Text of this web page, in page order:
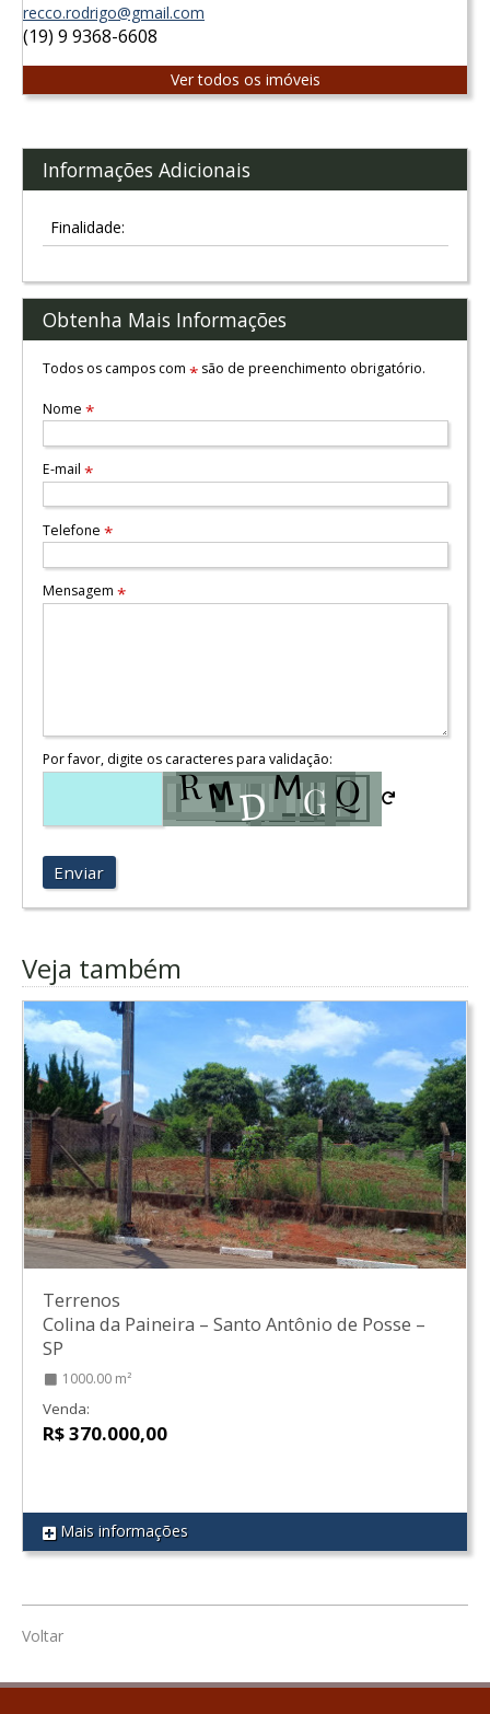
recco.rodrigo@gmail.com
(19) 9 9368-6608
Ver todos os imóveis
Informações Adicionais
Finalidade:
Obtenha Mais Informações
Todos os campos com *são de preenchimento obrigatório.
Nome *
E-mail *
Telefone *
Mensagem *
Por favor, digite os caracteres para validação:
Enviar
Veja também
REF 86
Terrenos
Colina da Paineira – Santo Antônio de Posse –
SP
1000.00 m²
Venda:
R$ 370.000,00
Mais informações
Voltar